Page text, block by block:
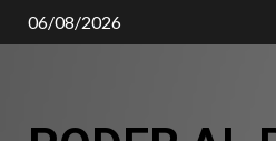
06/08/2026